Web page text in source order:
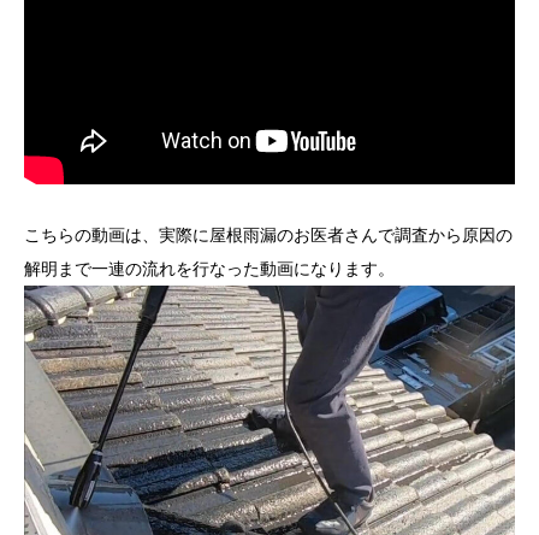
こちらの動画は、実際に屋根雨漏のお医者さんで調査から原因の
解明まで一連の流れを行なった動画になります。